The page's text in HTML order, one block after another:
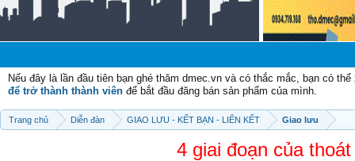
Nếu đây là lần đầu tiên bạn ghé thăm dmec.vn và có thắc mắc, bạn có
để trở thành thành viên để bắt đầu đăng bán sản phẩm của mình.
Trang chủ Diễn đàn GIAO LƯU - KẾT BẠN - LIÊN KẾT Giao lưu
4 giai đoạn của